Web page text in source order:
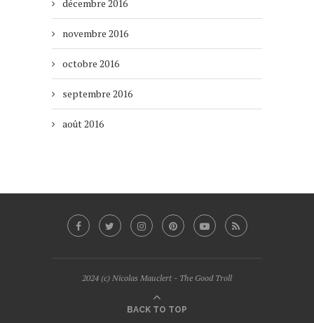
décembre 2016
novembre 2016
octobre 2016
septembre 2016
août 2016
2024 (c) Nicolas Mauclert - The Good Troll
BACK TO TOP